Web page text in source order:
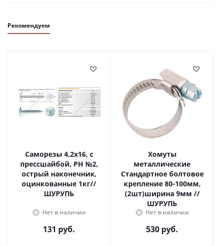
Рекомендуем
Саморезы 4,2х16, с
прессшайбой, PH №2,
острый наконечник,
оцинкованные 1кг//
ШУРУПЬ
Нет в наличии
131 руб.
Хомуты
металлические
Стандартное болтовое
крепление 80-100мм,
(2шт)ширина 9мм //
ШУРУПЬ
Нет в наличии
530 руб.